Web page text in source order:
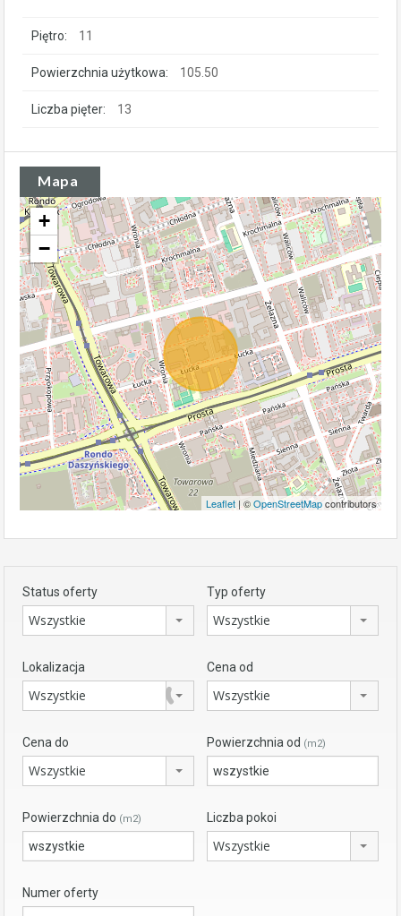
Piętro: 11
Powierzchnia użytkowa: 105.50
Liczba pięter: 13
Mapa
+
−
Leaflet | ©OpenStreetMapcontributors
Status oferty
Wszystkie
Typ oferty
Wszystkie
Lokalizacja
Wszystkie
Cena od
Wszystkie
Cena do
Wszystkie
Powierzchnia od (m2)
Powierzchnia do (m2) Liczba pokoi
Wszystkie
Numer oferty